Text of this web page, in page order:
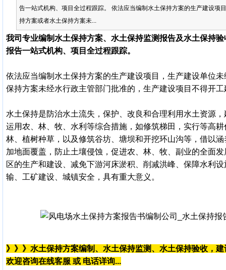
告一站式机构、项目全过程跟踪。 依法应当编制水土保持方案的生产建设项
持方案或者水土保持方案未...
我司专业编制水土保持方案、水土保持监测报告及水土保持
报告一站式机构、项目全过程跟踪。
依法应当编制水土保持方案的生产建设项目，生产建设单位
保持方案未经水行政主管部门批准的，生产建设项目不得开工
水土保持是防治水土流失，保护、改良和合理利用水土资源
运用农、林、牧、水利等综合措施，如修筑梯田，实行等高
林、植树种草，以及修筑谷坊、塘坝和开挖环山沟等，借以
加地面覆盖，防止土壤侵蚀，促进农、林、牧、副业的全面
区的生产和建设、减免下游河床淤积、削减洪峰、保障水利
输、工矿建设、城镇安全，具有重大意义。
》》》水土保持方案编制、水土保持监测、水土保持验收，
欢迎咨询在线客服 或 电话详询...